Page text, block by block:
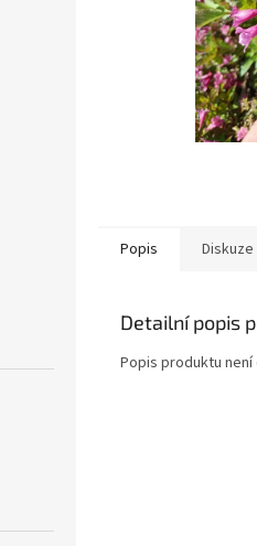
Popis Diskuze
Detailní popis
Popis produktu